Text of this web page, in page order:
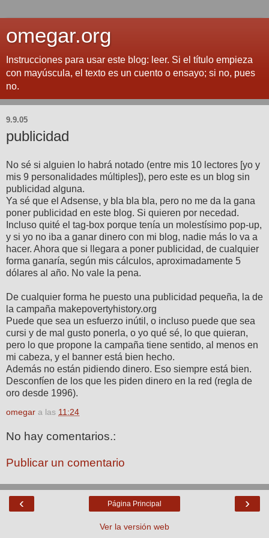
omegar.org
Instrucciones para usar este blog: leer. Si el título empieza
con mayúscula, el texto es un cuento o ensayo; si no, pues
no.
9.9.05
publicidad
No sé si alguien lo habrá notado (entre mis 10 lectores [yo y
mis 9 personalidades múltiples]), pero este es un blog sin
publicidad alguna.
Ya sé que el Adsense, y bla bla bla, pero no me da la gana
poner publicidad en este blog. Si quieren por necedad.
Incluso quité el tag-box porque tenía un molestísimo pop-up,
y si yo no iba a ganar dinero con mi blog, nadie más lo va a
hacer. Ahora que si llegara a poner publicidad, de cualquier
forma ganaría, según mis cálculos, aproximadamente 5
dólares al año. No vale la pena.
De cualquier forma he puesto una publicidad pequeña, la de
la campaña makepovertyhistory.org
Puede que sea un esfuerzo inútil, o incluso puede que sea
cursi y de mal gusto ponerla, o yo qué sé, lo que quieran,
pero lo que propone la campaña tiene sentido, al menos en
mi cabeza, y el banner está bien hecho.
Además no están pidiendo dinero. Eso siempre está bien.
Desconfíen de los que les piden dinero en la red (regla de
oro desde 1996).
omegar a las 11:24
No hay comentarios.:
Publicar un comentario
‹ ›
Página Principal
Ver la versión web